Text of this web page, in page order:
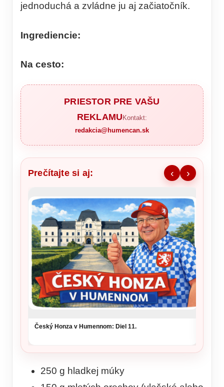
jednoduchá a zvládne ju aj začiatočník.
Ingrediencie:
Na cesto:
PRIESTOR PRE VAŠU
REKLAMU Kontakt:
redakcia@humencan.sk
Prečítajte si aj: ‹ ›
Český Honza v Humennom: Diel 11.
250 g hladkej múky